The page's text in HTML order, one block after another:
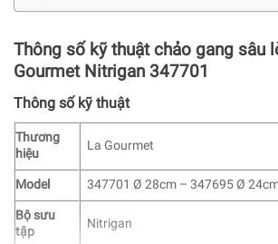
Thông số kỹ thuật chảo gang sâu
Gourmet Nitrigan 347701
Thông số kỹ thuật
Thương
hiệu
La Gourmet
Model
347701 Ø 28cm – 347695 Ø
Bộ sưu
tập
Nitrigan